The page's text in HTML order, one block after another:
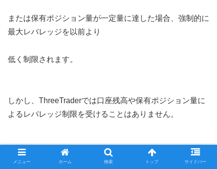
または保有ポジション量が一定量に達した場合、強制的に
最大レバレッジを以前より
低く制限されます。
しかし、ThreeTraderでは口座残高や保有ポジション量に
よるレバレッジ制限を受けることはありません。
資金量の大きなトレーダーにはありがたい仕組みですね。
メニュー ホーム 検索 トップ サイドバー